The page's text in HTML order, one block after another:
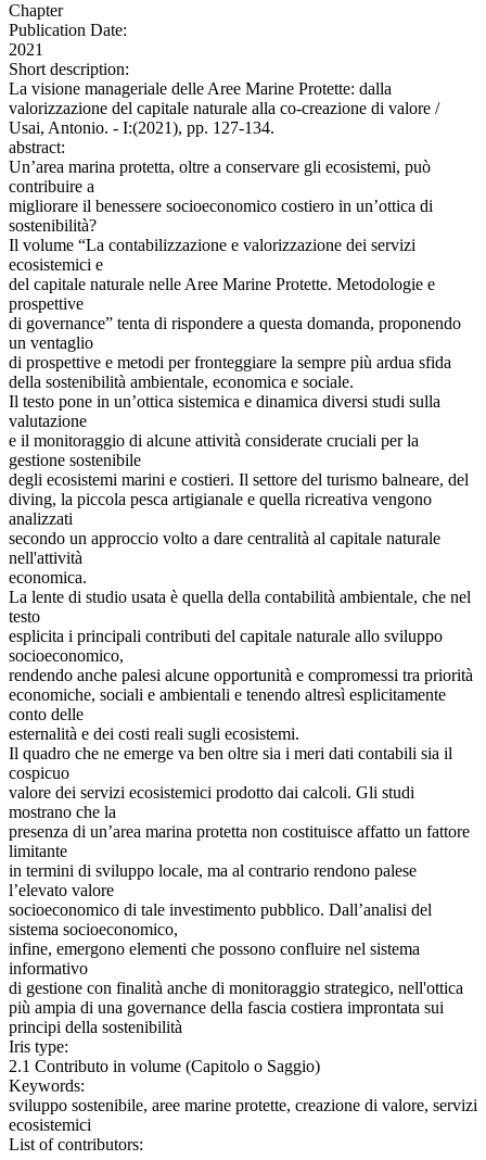
Chapter
Publication Date:
2021
Short description:
La visione manageriale delle Aree Marine Protette: dalla
valorizzazione del capitale naturale alla co-creazione di valore /
Usai, Antonio. - I:(2021), pp. 127-134.
abstract:
Un’area marina protetta, oltre a conservare gli ecosistemi, può
contribuire a
migliorare il benessere socioeconomico costiero in un’ottica di
sostenibilità?
Il volume “La contabilizzazione e valorizzazione dei servizi
ecosistemici e
del capitale naturale nelle Aree Marine Protette. Metodologie e
prospettive
di governance” tenta di rispondere a questa domanda, proponendo
un ventaglio
di prospettive e metodi per fronteggiare la sempre più ardua sfida
della sostenibilità ambientale, economica e sociale.
Il testo pone in un’ottica sistemica e dinamica diversi studi sulla
valutazione
e il monitoraggio di alcune attività considerate cruciali per la
gestione sostenibile
degli ecosistemi marini e costieri. Il settore del turismo balneare, del
diving, la piccola pesca artigianale e quella ricreativa vengono
analizzati
secondo un approccio volto a dare centralità al capitale naturale
nell'attività
economica.
La lente di studio usata è quella della contabilità ambientale, che nel
testo
esplicita i principali contributi del capitale naturale allo sviluppo
socioeconomico,
rendendo anche palesi alcune opportunità e compromessi tra priorità
economiche, sociali e ambientali e tenendo altresì esplicitamente
conto delle
esternalità e dei costi reali sugli ecosistemi.
Il quadro che ne emerge va ben oltre sia i meri dati contabili sia il
cospicuo
valore dei servizi ecosistemici prodotto dai calcoli. Gli studi
mostrano che la
presenza di un’area marina protetta non costituisce affatto un fattore
limitante
in termini di sviluppo locale, ma al contrario rendono palese
l’elevato valore
socioeconomico di tale investimento pubblico. Dall’analisi del
sistema socioeconomico,
infine, emergono elementi che possono confluire nel sistema
informativo
di gestione con finalità anche di monitoraggio strategico, nell'ottica
più ampia di una governance della fascia costiera improntata sui
principi della sostenibilità
Iris type:
2.1 Contributo in volume (Capitolo o Saggio)
Keywords:
sviluppo sostenibile, aree marine protette, creazione di valore, servizi
ecosistemici
List of contributors: